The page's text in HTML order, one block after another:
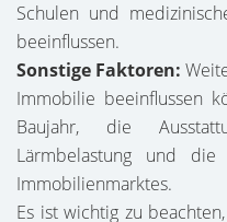
Schulen und
beeinflussen.
Sonstige Faktoren:
Immobilie beeinflussen
Baujahr, die
Lärmbelastung und die
Immobilienmarktes.
Es ist wichtig zu